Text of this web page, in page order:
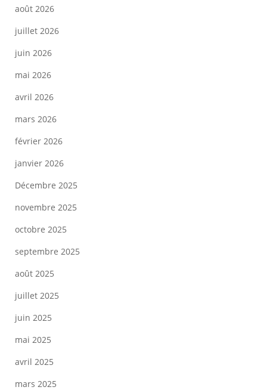
août 2026
juillet 2026
juin 2026
mai 2026
avril 2026
mars 2026
février 2026
janvier 2026
Décembre 2025
novembre 2025
octobre 2025
septembre 2025
août 2025
juillet 2025
juin 2025
mai 2025
avril 2025
mars 2025